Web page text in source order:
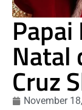
Papai
Natal
Cruz
November